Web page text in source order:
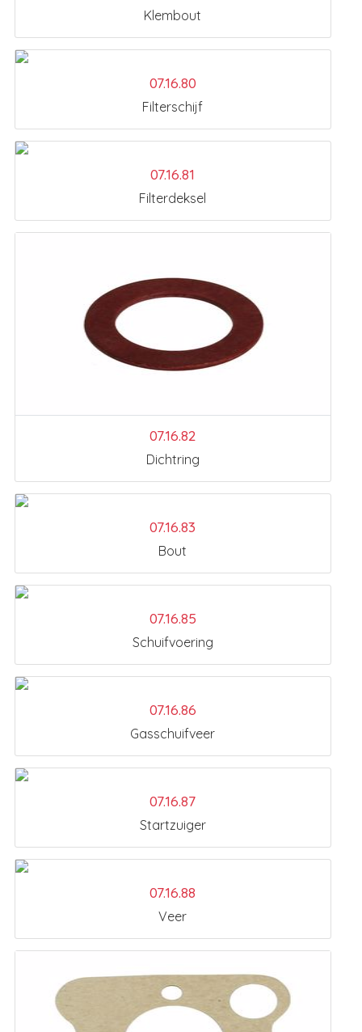
Klembout
07.16.80
Filterschijf
07.16.81
Filterdeksel
07.16.82
Dichtring
07.16.83
Bout
07.16.85
Schuifvoering
07.16.86
Gasschuifveer
07.16.87
Startzuiger
07.16.88
Veer